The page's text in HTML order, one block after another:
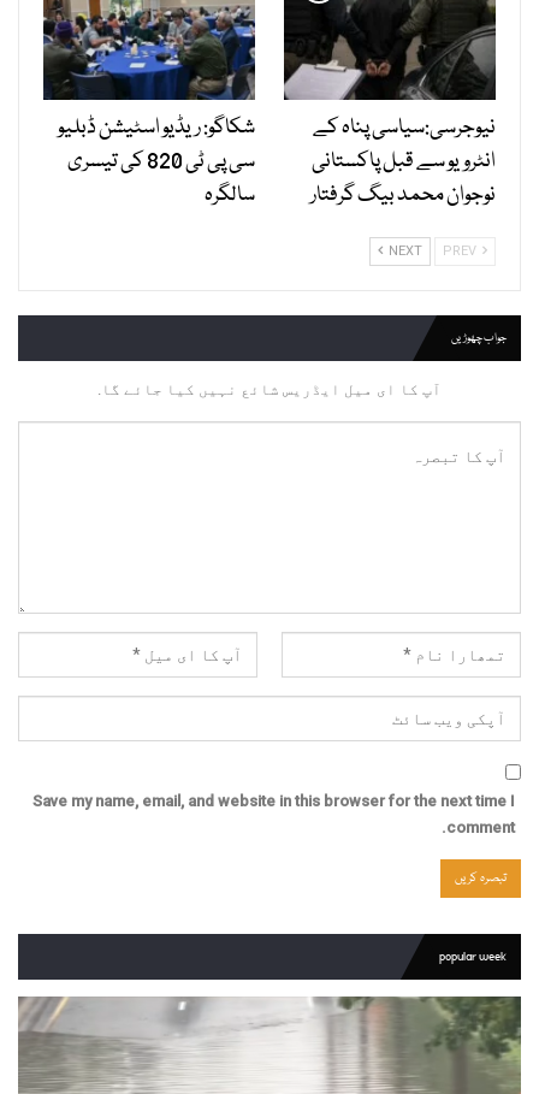
نیوجرسی:سیاسی پناہ کے
انٹرویو سے قبل پاکستانی
نوجوان محمد بیگ گرفتار
شکاگو: ریڈیو اسٹیشن ڈبلیو
سی پی ٹی 820 کی تیسری
سالگرہ
NEXT
جواب چھوڑیں
آپ کا ای میل ایڈریس شائع نہیں کیا جائے گا.
Save my name, email, and website in this browser for the next time I
comment.
popular week